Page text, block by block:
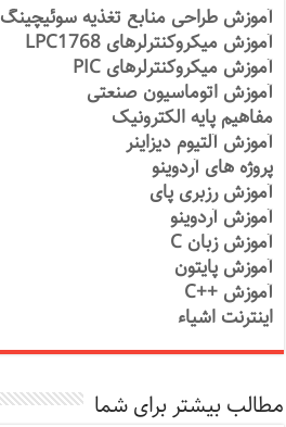
آموزش طراحی منابع تغذیه سوئیچینگ
آموزش میکروکنترلرهای LPC1768
آموزش میکروکنترلرهای PIC
آموزش اتوماسیون صنعتی
مفاهیم پایه الکترونیک
آموزش آلتیوم دیزاینر
پروژه های آردوینو
آموزش رزبری پای
آموزش آردوینو
آموزش زبان C
آموزش پایتون
آموزش ++C
اینترنت اشیاء
مطالب بیشتر برای شما